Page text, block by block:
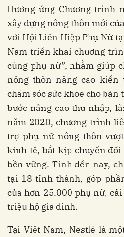
Hưởng ứng Chương trình
xây dựng nông thôn mới
với Hội Liên Hiệp Phụ Nữ
Nam triển khai chương
cùng phụ nữ”, nhằm giúp
nông thôn nâng cao kiến
chăm sóc sức khỏe cho
bước nâng cao thu nhập,
năm 2020, chương trình
trợ phụ nữ nông thôn
kinh tế, bắt kịp chuyển đổi
bền vững. Tính đến nay,
tại 18 tỉnh thành, góp
của hơn 25.000 phụ nữ,
triệu hộ gia đình.
Tại Việt Nam, Nestlé là